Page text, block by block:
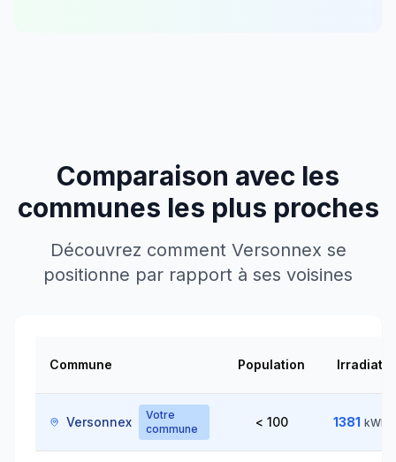
Comparaison avec les
communes les plus proches
Découvrez comment Versonnex se
positionne par rapport à ses voisines
Commune Population
Versonnex
Votre
commune
< 100 1381 kWh/